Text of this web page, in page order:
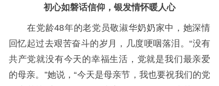
初心如磐话信仰，银发情怀暖人心
在党龄48年的老党员敬淑华奶奶家中，她深情
回忆起过去艰苦奋斗的岁月，几度哽咽落泪。“没有
共产党就没有今天的幸福生活，党就是我们最亲爱
的母亲。”她说，“今天是母亲节，我也要祝我们的党